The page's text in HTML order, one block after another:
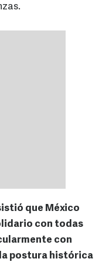
que México
con todas
con
postura histórica